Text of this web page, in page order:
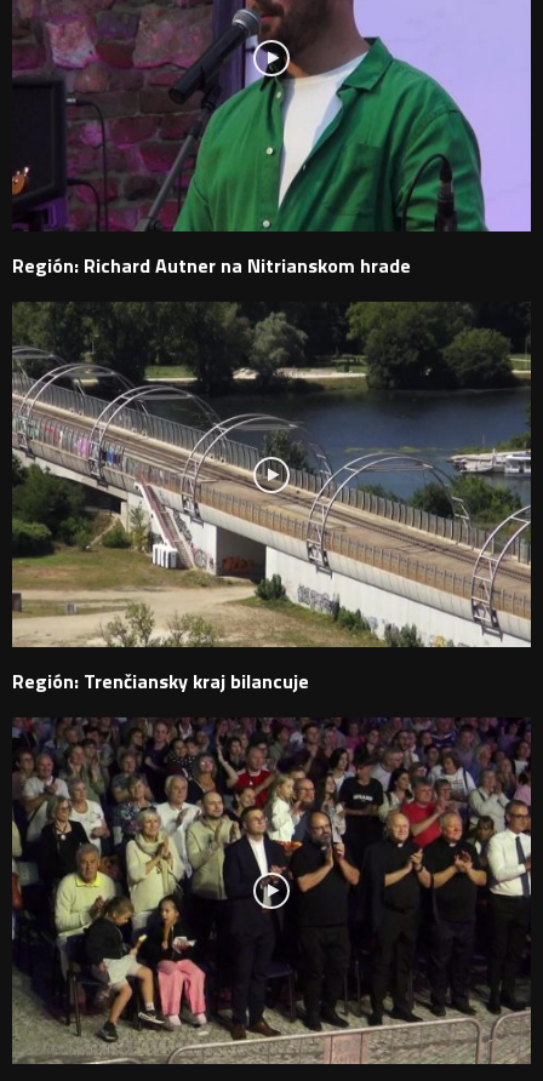
Región: Richard Autner na Nitrianskom hrade
Región: Trenčiansky kraj bilancuje